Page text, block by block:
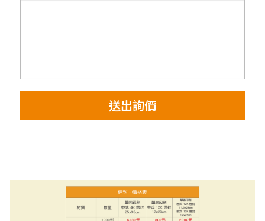
送出詢價